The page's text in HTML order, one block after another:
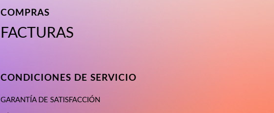
COMPRAS
FACTURAS
CONDICIONES DE SERVICIO
GARANTÍA DE SATISFACCIÓN